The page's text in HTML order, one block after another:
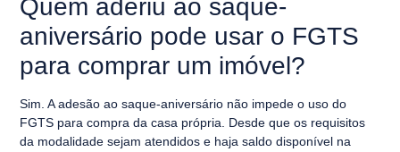
Quem aderiu ao saque-
aniversário pode usar o FGTS
para comprar um imóvel?
Sim. A adesão ao saque-aniversário não impede o uso do
FGTS para compra da casa própria. Desde que os requisitos
da modalidade sejam atendidos e haja saldo disponível na